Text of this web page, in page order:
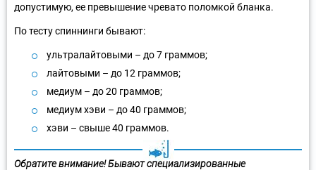
допустимую, ее превышение чревато поломкой бланка.
По тесту спиннинги бывают:
ультралайтовыми – до 7 граммов;
лайтовыми – до 12 граммов;
медиум – до 20 граммов;
медиум хэви – до 40 граммов;
хэви – свыше 40 граммов.
Обратите внимание! Бывают специализированные